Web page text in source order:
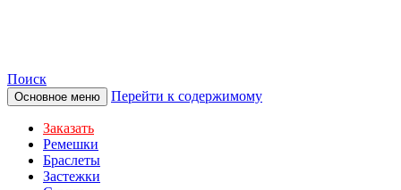
Поиск
Основное меню Перейти к содержимому
Заказать
Ремешки
Браслеты
Застежки